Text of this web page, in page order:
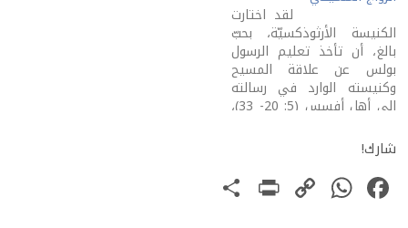
قبل الزواج، الناس، الذين
أشاركهم في منزل واحد،
الذين أكتشف معهم أنّ
الحياة مشتركة، هم أهلٌ
وأقارب.…
لقد اختارت
الكنيسة الأرثوذكسيّة، بحبّ
بالغ، أن تأخذ تعليم الرسول
بولس عن علاقة المسيح
وكنيسته الوارد في رسالته
إلى أهل أفسس (5: 20- 33)،
المتزوّجين. فالمقطع هو إحدى
التلاوتين الخاصّتين بخدمة
الإكليل (التلاوة الثانية
اختارتها من إنجيل يوحنّا 2: 1-
شارك!
Facebook
WhatsApp
Copy
PrintFriendly